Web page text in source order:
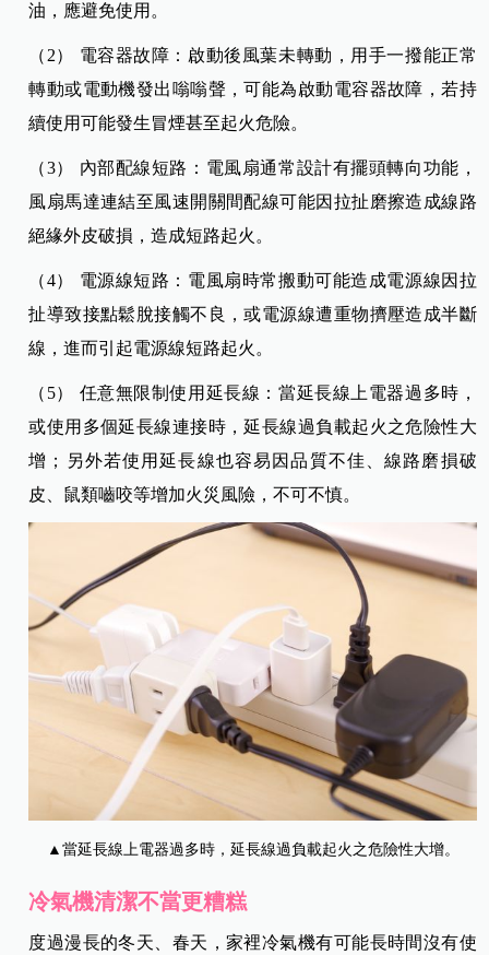
油，應避免使用。
（2） 電容器故障：啟動後風葉未轉動，用手一撥能正常
轉動或電動機發出嗡嗡聲，可能為啟動電容器故障，若持
續使用可能發生冒煙甚至起火危險。
（3） 內部配線短路：電風扇通常設計有擺頭轉向功能，
風扇馬達連結至風速開關間配線可能因拉扯磨擦造成線路
絕緣外皮破損，造成短路起火。
（4） 電源線短路：電風扇時常搬動可能造成電源線因拉
扯導致接點鬆脫接觸不良，或電源線遭重物擠壓造成半斷
線，進而引起電源線短路起火。
（5） 任意無限制使用延長線：當延長線上電器過多時，
或使用多個延長線連接時，延長線過負載起火之危險性大
增；另外若使用延長線也容易因品質不佳、線路磨損破
皮、鼠類嚙咬等增加火災風險，不可不慎。
▲當延長線上電器過多時，延長線過負載起火之危險性大增。
冷氣機清潔不當更糟糕
度過漫長的冬天、春天，家裡冷氣機有可能長時間沒有使